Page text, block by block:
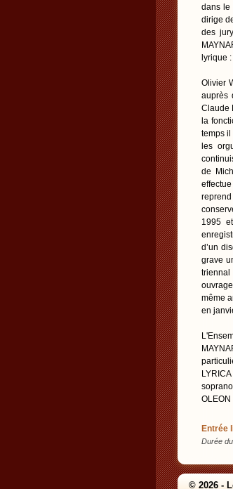
dans le
dirige
des
lyrique
Olivier
auprès
Claude
la
temps
les
de
reprend
1995
d’un
grave
même
en
OLEON
Entrée
Durée
© 2026 -